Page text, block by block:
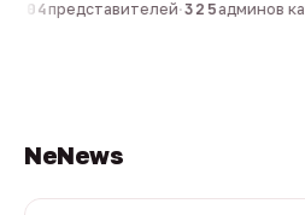
804представителей·325 админов
NeNews